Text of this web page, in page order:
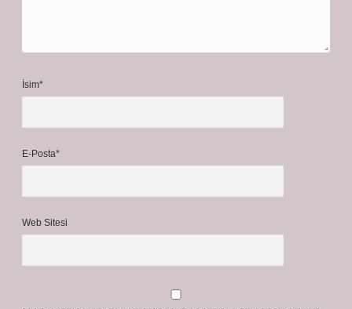
İsim*
E-Posta*
Web Sitesi